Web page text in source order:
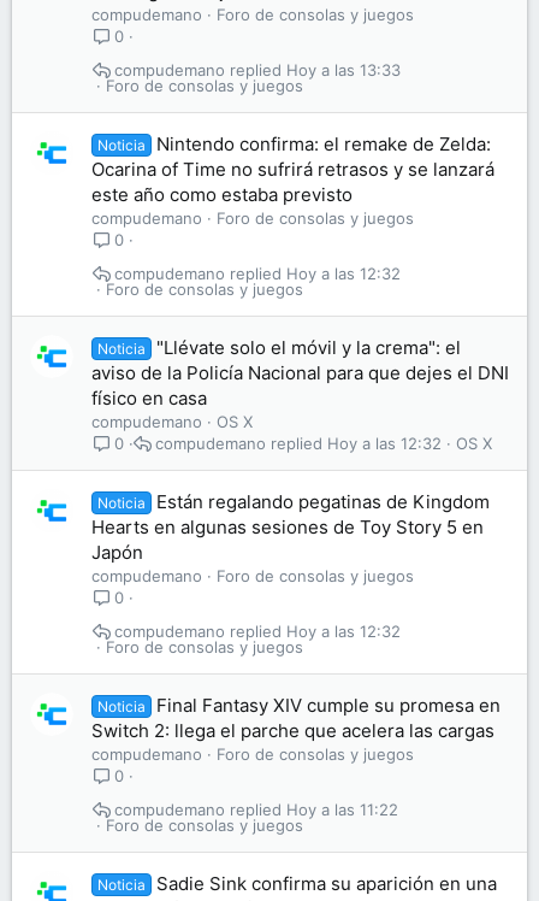
compudemano
Foro de consolas y juegos
0
Foro de consolas y juegos
Hoy a las 13:33
compudemano
Noticia
Nintendo confirma: el remake de Zelda:
Ocarina of Time no sufrirá retrasos y se lanzará
este año como estaba previsto
compudemano
Foro de consolas y juegos
0
Foro de consolas y juegos
Hoy a las 12:32
compudemano
Noticia
"Llévate solo el móvil y la crema": el
aviso de la Policía Nacional para que dejes el DNI
físico en casa
compudemano
OS X
0
OS X
Hoy a las 12:32
compudemano
Noticia
Están regalando pegatinas de Kingdom
Hearts en algunas sesiones de Toy Story 5 en
Japón
compudemano
Foro de consolas y juegos
0
Foro de consolas y juegos
Hoy a las 12:32
compudemano
Noticia
Final Fantasy XIV cumple su promesa en
Switch 2: llega el parche que acelera las cargas
compudemano
Foro de consolas y juegos
0
Foro de consolas y juegos
Hoy a las 11:22
compudemano
Noticia
Sadie Sink confirma su aparición en una